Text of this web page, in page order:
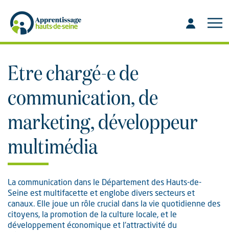
contenu
recherche
Etre chargé-e de
communication, de
marketing, développeur
multimédia
La communication dans le Département des Hauts-de-
Seine est multifacette et englobe divers secteurs et
canaux. Elle joue un rôle crucial dans la vie quotidienne des
citoyens, la promotion de la culture locale, et le
développement économique et l'attractivité du